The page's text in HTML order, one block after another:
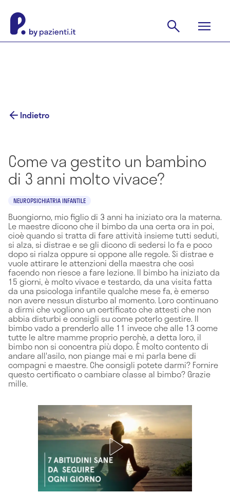
Indietro
Come va gestito un bambino
di 3 anni molto vivace?
NEUROPSICHIATRIA INFANTILE
Buongiorno, mio figlio di 3 anni ha iniziato ora la materna.
Le maestre dicono che il bimbo da una certa ora in poi,
cioè quando si tratta di fare attività insieme tutti seduti,
si alza, si distrae e se gli dicono di sedersi lo fa e poco
dopo si rialza oppure si oppone alle regole. Si distrae e
vuole attirare le attenzioni della maestra che così
facendo non riesce a fare lezione. Il bimbo ha iniziato da
15 giorni, è molto vivace e testardo, da una visita fatta
da una psicologa infantile qualche mese fa, è emerso
non avere nessun disturbo al momento. Loro continuano
a dirmi che vogliono un certificato che attesti che non
abbia disturbi e consigli su come poterlo gestire. Il
bimbo vado a prenderlo alle 11 invece che alle 13 come
tutte le altre mamme proprio perchè, a detta loro, il
bimbo non si concentra più dopo. È molto contento di
andare all'asilo, non piange mai e mi parla bene di
compagni e maestre. Che consigli potete darmi? Fornire
questo certificato o cambiare classe al bimbo? Grazie
mille.